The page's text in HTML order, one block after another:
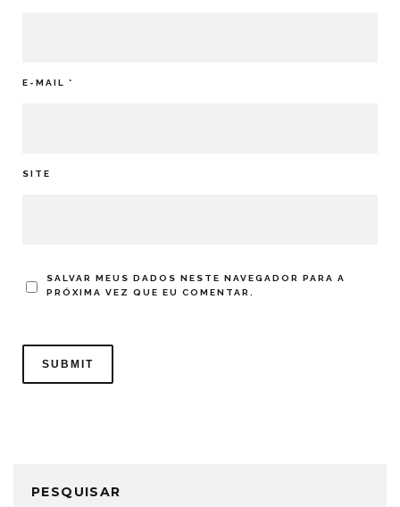
E-MAIL *
SITE
SALVAR MEUS DADOS NESTE NAVEGADOR PARA A
PRÓXIMA VEZ QUE EU COMENTAR.
PESQUISAR